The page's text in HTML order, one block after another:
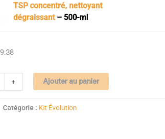
TSP concentré, nettoyant
dégraissant – 500-ml
+
Catégorie : Kit Évolution